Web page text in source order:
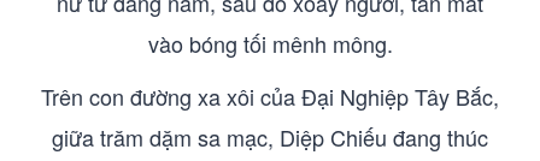
vào bóng tối mênh mông.
Trên con đường xa xôi của Đại Nghiệp Tây Bắc,
giữa trăm dặm sa mạc, Diệp Chiếu đang thúc